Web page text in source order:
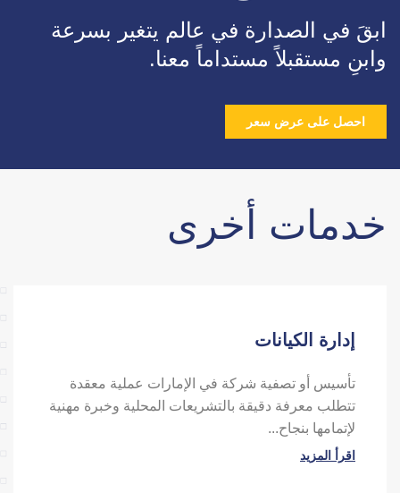
ابقَ في الصدارة في عالم يتغير بسرعة
وابنِ مستقبلاً مستداماً معنا.
احصل على عرض سعر
خدمات أخرى
إدارة الكيانات
تأسيس أو تصفية شركة في الإمارات عملية معقدة
تتطلب معرفة دقيقة بالتشريعات المحلية وخبرة مهنية
لإتمامها بنجاح...
اقرأ المزيد
السابق
التالي